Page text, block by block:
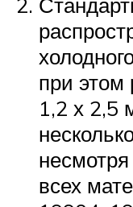
при этом
1,2 х 2,5
всех